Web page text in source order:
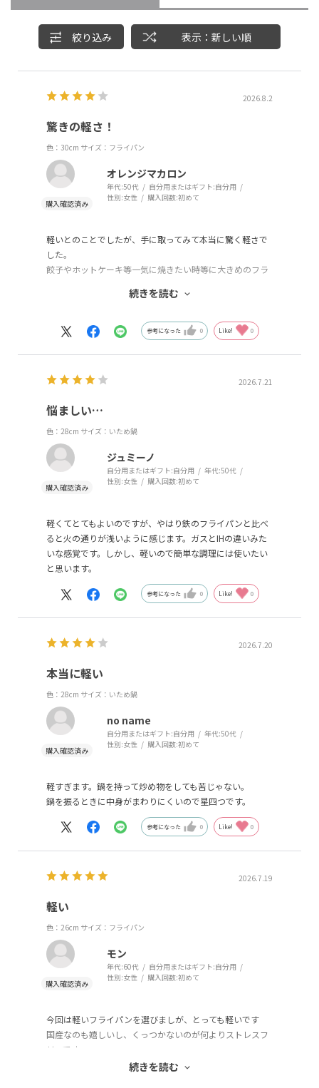
絞り込み 表示：新しい順
2026.8.2
驚きの軽さ！
色：30cm サイズ：フライパン
オレンジマカロン
年代:50代 自分用またはギフト:自分用
性別:女性 購入回数:初めて
軽いとのことでしたが、手に取ってみて本当に驚く軽さで
した。
餃子やホットケーキ等一気に焼きたい時等に大きめのフラ
毎日いろんなお料理に使っています♪
ってグラデーションとなっているようで、３０cmは青でし
た（水色がいいなぁと思ってたのですが）
カラーが他にも選べると嬉しいなと思います。
続きを読む
参考になった 0 Like! 0
2026.7.21
悩ましい…
色：28cm サイズ：いため鍋
ジュミーノ
自分用またはギフト:自分用 年代:50代
性別:女性 購入回数:初めて
軽くてとてもよいのですが、やはり鉄のフライパンと比べ
ると火の通りが浅いように感じます。ガスとIHの違いみた
いな感覚です。しかし、軽いので簡単な調理には使いたい
と思います。
参考になった 0 Like! 0
2026.7.20
本当に軽い
色：28cm サイズ：いため鍋
no name
自分用またはギフト:自分用 年代:50代
性別:女性 購入回数:初めて
軽すぎます。鍋を持って炒め物をしても苦じゃない。
鍋を振るときに中身がまわりにくいので星四つです。
参考になった 0 Like! 0
2026.7.19
軽い
色：26cm サイズ：フライパン
モン
年代:60代 自分用またはギフト:自分用
性別:女性 購入回数:初めて
今回は軽いフライパンを選びましが、とっても軽いです
国産なのも嬉しいし、くっつかないのが何よりストレスフ
リーです
あとはどのくらいの耐久性があるのか楽しみにしたいと思
続きを読む